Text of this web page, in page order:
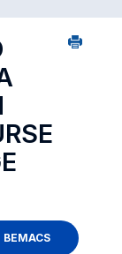
BEMACS